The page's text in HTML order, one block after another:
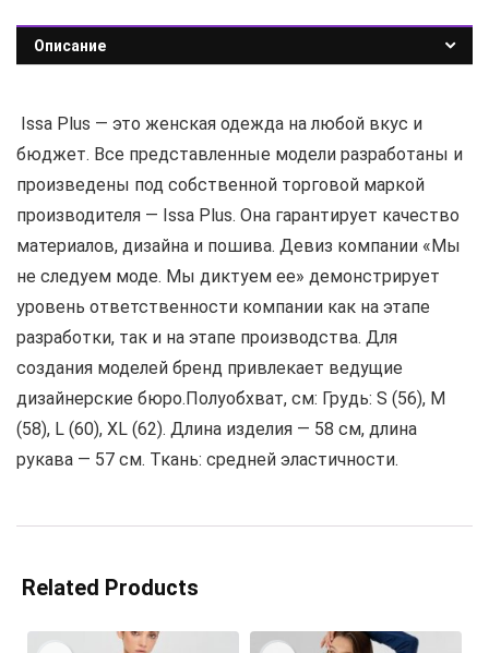
Описание
Issa Plus — это женская одежда на любой вкус и
бюджет. Все представленные модели разработаны и
произведены под собственной торговой маркой
производителя — Issa Plus. Она гарантирует качество
материалов, дизайна и пошива. Девиз компании «Мы
не следуем моде. Мы диктуем ее» демонстрирует
уровень ответственности компании как на этапе
разработки, так и на этапе производства. Для
создания моделей бренд привлекает ведущие
дизайнерские бюро.Полуобхват, см: Грудь: S (56), M
(58), L (60), XL (62). Длина изделия — 58 см, длина
рукава — 57 см. Ткань: средней эластичности.
Related Products